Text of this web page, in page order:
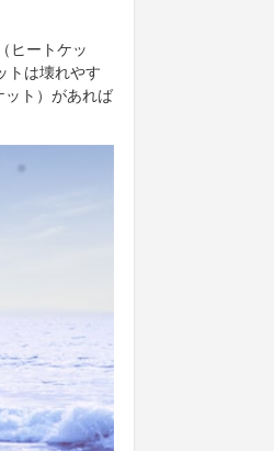
ヒートケッ
トは壊れやす
ット）があれば